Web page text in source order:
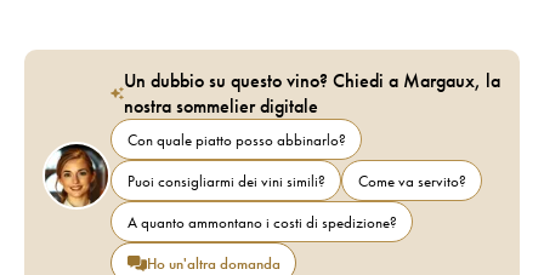
Un dubbio su questo vino? Chiedi a Margaux, la
nostra sommelier digitale
Con quale piatto posso abbinarlo?
Puoi consigliarmi dei vini simili?
Come va servito?
A quanto ammontano i costi di spedizione?
Ho un'altra domanda